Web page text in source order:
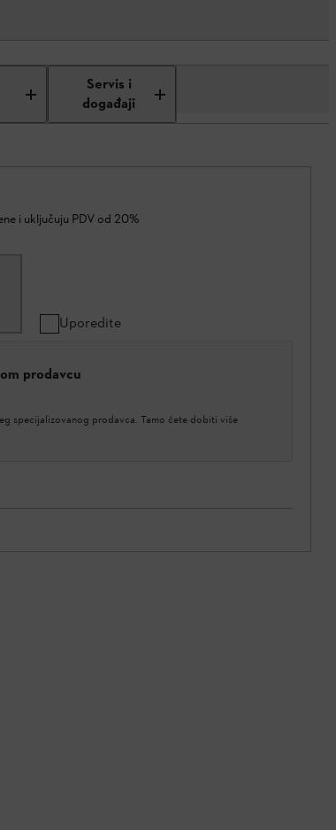
Servis i
događaji
i uključuju PDV od 20%
Uporedite
prodavcu
specijalizovanog prodavca. Tamo ćete dobiti više